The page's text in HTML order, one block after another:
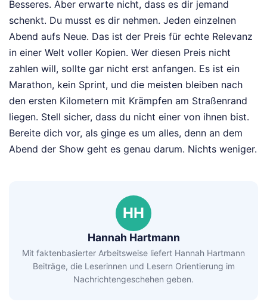
Besseres. Aber erwarte nicht, dass es dir jemand
schenkt. Du musst es dir nehmen. Jeden einzelnen
Abend aufs Neue. Das ist der Preis für echte Relevanz
in einer Welt voller Kopien. Wer diesen Preis nicht
zahlen will, sollte gar nicht erst anfangen. Es ist ein
Marathon, kein Sprint, und die meisten bleiben nach
den ersten Kilometern mit Krämpfen am Straßenrand
liegen. Stell sicher, dass du nicht einer von ihnen bist.
Bereite dich vor, als ginge es um alles, denn an dem
Abend der Show geht es genau darum. Nichts weniger.
HH
Hannah Hartmann
Mit faktenbasierter Arbeitsweise liefert Hannah Hartmann
Beiträge, die Leserinnen und Lesern Orientierung im
Nachrichtengeschehen geben.